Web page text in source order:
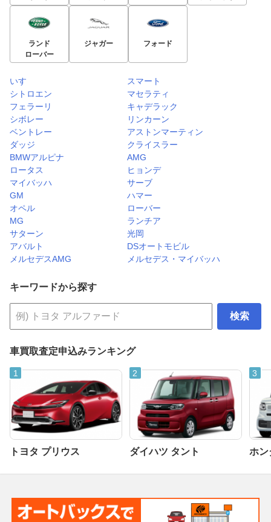
ランド
ローバー
ジャガー フォード
いすゞ
スマート
シトロエン
マセラティ
フェラーリ
キャデラック
シボレー
リンカーン
ベントレー
アストンマーティン
ダッジ
クライスラー
BMWアルピナ
AMG
ロータス
ヒョンデ
マイバッハ
サーブ
GM
ハマー
オペル
ローバー
MG
ランチア
サターン
光岡
アバルト
DSオートモビル
メルセデスAMG
メルセデス・マイバッハ
キーワードから探す
検索
車買取査定申込みランキング
トヨタ プリウス ダイハツ タント ホン